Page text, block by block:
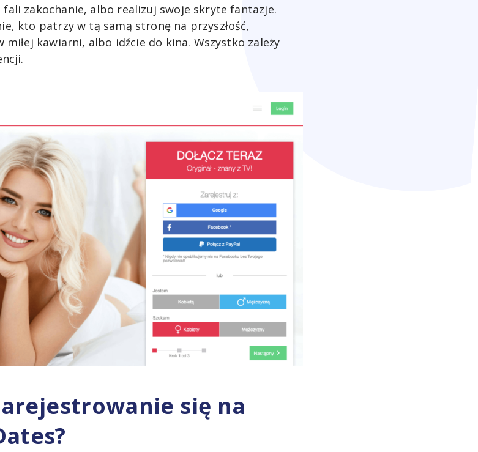
zakochanie, albo realizuj swoje skryte fantazje.
kto patrzy w tą samą stronę na przyszłość,
kawiarni, albo idźcie do kina. Wszystko zależy
się na